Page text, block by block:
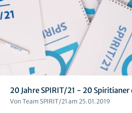
20 Jahre SPIRIT/21 - 20
Von Team SPIRIT/21 am 25.01.2019